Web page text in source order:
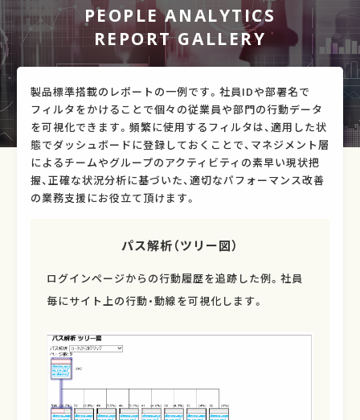
PEOPLE ANALYTICS
REPORT GALLERY
製品標準搭載のレポートの一例です。社員IDや部署名で
フィルタをかけることで個々の従業員や部門の行動データ
を可視化できます。頻繁に使用するフィルタは、適用した状
態でダッシュボードに登録しておくことで、マネジメント層
によるチームやグループのアクティビティの素早い現状把
握、正確な状況分析に基づいた、適切なパフォーマンス改善
の業務支援にお役立て頂けます。
パス解析（ツリー図）
ログインページからの行動履歴を追跡した例。社員
毎にサイト上の行動・動線を可視化します。